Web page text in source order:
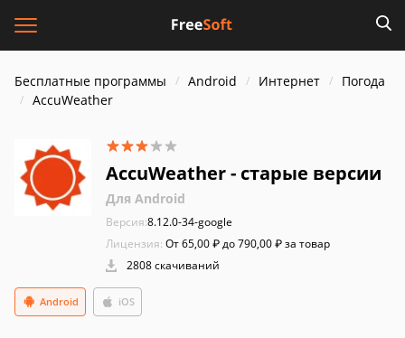
Бесплатные программы Android Интернет
Погода
AccuWeather
AccuWeather - старые версии
Для Android
Версия:8.12.0-34-google
Лицензия: От 65,00 ₽ до 790,00 ₽ за товар
2808 скачиваний
Android iOS